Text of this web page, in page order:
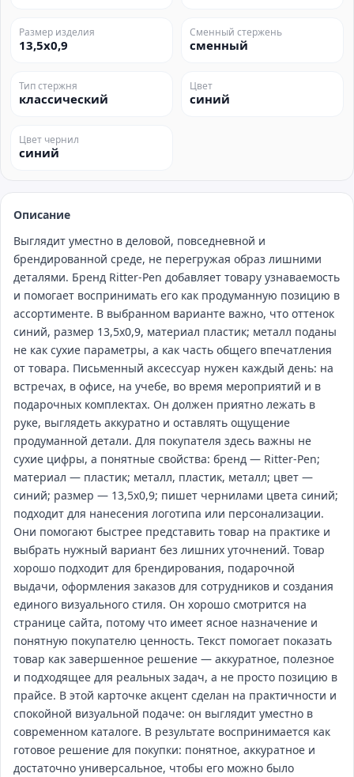
Размер изделия
13,5х0,9
Сменный стержень
сменный
Тип стержня
классический
Цвет
синий
Цвет чернил
синий
Описание
Выглядит уместно в деловой, повседневной и
брендированной среде, не перегружая образ лишними
деталями. Бренд Ritter-Pen добавляет товару узнаваемость
и помогает воспринимать его как продуманную позицию в
ассортименте. В выбранном варианте важно, что оттенок
синий, размер 13,5х0,9, материал пластик; металл поданы
не как сухие параметры, а как часть общего впечатления
от товара. Письменный аксессуар нужен каждый день: на
встречах, в офисе, на учебе, во время мероприятий и в
подарочных комплектах. Он должен приятно лежать в
руке, выглядеть аккуратно и оставлять ощущение
продуманной детали. Для покупателя здесь важны не
сухие цифры, а понятные свойства: бренд — Ritter-Pen;
материал — пластик; металл, пластик, металл; цвет —
синий; размер — 13,5х0,9; пишет чернилами цвета синий;
подходит для нанесения логотипа или персонализации.
Они помогают быстрее представить товар на практике и
выбрать нужный вариант без лишних уточнений. Товар
хорошо подходит для брендирования, подарочной
выдачи, оформления заказов для сотрудников и создания
единого визуального стиля. Он хорошо смотрится на
странице сайта, потому что имеет ясное назначение и
понятную покупателю ценность. Текст помогает показать
товар как завершенное решение — аккуратное, полезное
и подходящее для реальных задач, а не просто позицию в
прайсе. В этой карточке акцент сделан на практичности и
спокойной визуальной подаче: он выглядит уместно в
современном каталоге. В результате воспринимается как
готовое решение для покупки: понятное, аккуратное и
достаточно универсальное, чтобы его можно было